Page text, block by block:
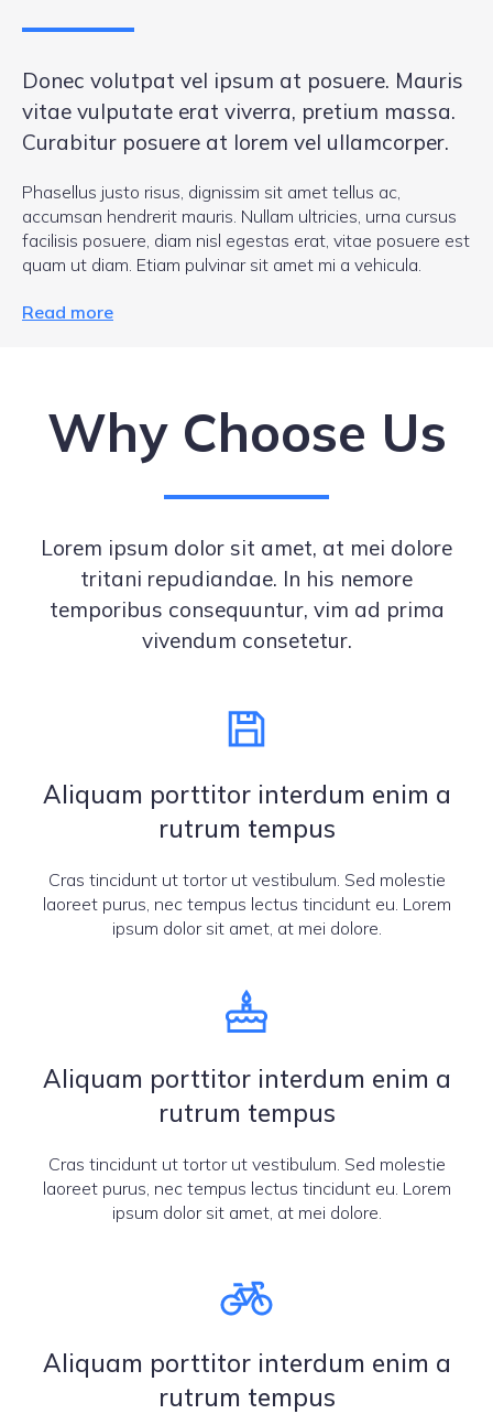
Donec volutpat vel ipsum at posuere. Mauris
vitae vulputate erat viverra, pretium massa.
Curabitur posuere at lorem vel ullamcorper.
Phasellus justo risus, dignissim sit amet tellus ac,
accumsan hendrerit mauris. Nullam ultricies, urna cursus
facilisis posuere, diam nisl egestas erat, vitae posuere est
quam ut diam. Etiam pulvinar sit amet mi a vehicula.
Read more
Why Choose Us
Lorem ipsum dolor sit amet, at mei dolore
tritani repudiandae. In his nemore
temporibus consequuntur, vim ad prima
vivendum consetetur.
Aliquam porttitor interdum enim a
rutrum tempus
Cras tincidunt ut tortor ut vestibulum. Sed molestie
laoreet purus, nec tempus lectus tincidunt eu. Lorem
ipsum dolor sit amet, at mei dolore.
Aliquam porttitor interdum enim a
rutrum tempus
Cras tincidunt ut tortor ut vestibulum. Sed molestie
laoreet purus, nec tempus lectus tincidunt eu. Lorem
ipsum dolor sit amet, at mei dolore.
Aliquam porttitor interdum enim a
rutrum tempus